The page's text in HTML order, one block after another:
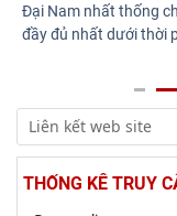
Đại Nam nhất thống
đầy đủ nhất dưới thời
THỐNG KÊ TRUY